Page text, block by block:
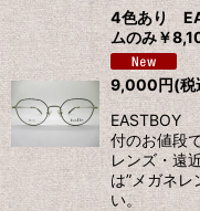
並び順 :
4色あり
ムのみ￥
9,000円(税
EASTBOY
付のお値段
レンズ・遠
は”メガネレ
い。